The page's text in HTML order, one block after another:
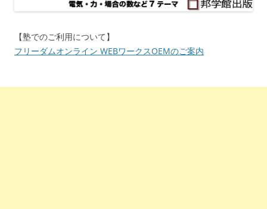
【塾でのご利用について】
フリーダムオンライン WEBワークスOEMのご案内